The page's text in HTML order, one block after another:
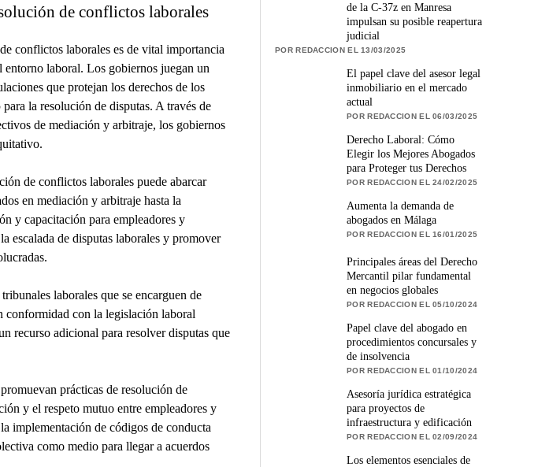
de conflictos laborales
conflictos laborales es de vital importancia
entorno laboral. Los gobiernos juegan un
que protejan los derechos de los
la resolución de disputas. A través de
de mediación y arbitraje, los gobiernos
de conflictos laborales puede abarcar
en mediación y arbitraje hasta la
y capacitación para empleadores y
escalada de disputas laborales y promover
laborales que se encarguen de
conformidad con la legislación laboral
recurso adicional para resolver disputas que
prácticas de resolución de
y el respeto mutuo entre empleadores y
implementación de códigos de conducta
como medio para llegar a acuerdos
de la C-37z en Manresa
impulsan su posible reapertura
judicial
POR REDACCION EL 13/03/2025
El papel clave del asesor legal
inmobiliario en el mercado
actual
POR REDACCION EL 06/03/2025
Derecho Laboral: Cómo
Elegir los Mejores Abogados
para Proteger tus Derechos
POR REDACCION EL 24/02/2025
Aumenta la demanda de
abogados en Málaga
POR REDACCION EL 16/01/2025
Principales áreas del Derecho
Mercantil pilar fundamental
en negocios globales
POR REDACCION EL 05/10/2024
Papel clave del abogado en
procedimientos concursales y
de insolvencia
POR REDACCION EL 01/10/2024
Asesoría jurídica estratégica
para proyectos de
infraestructura y edificación
POR REDACCION EL 02/09/2024
Los elementos esenciales de